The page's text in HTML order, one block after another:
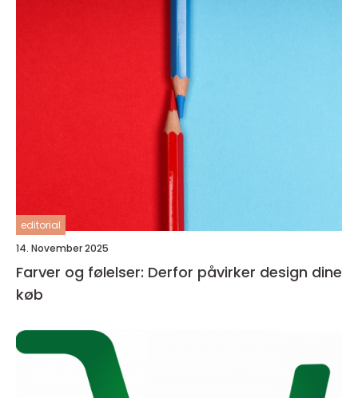
editorial
14. November 2025
Farver og følelser: Derfor påvirker design dine
køb